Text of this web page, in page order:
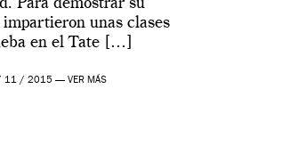
Para demostrar su
unas clases
en el Tate […]
11 / 2015 — VER MÁS